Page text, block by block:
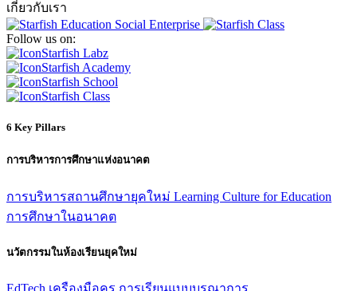
เกี่ยวกับเรา
Follow us on:
Starfish Labz
Starfish Academy
Starfish School
Starfish Class
6 Key Pillars
การบริหารการศึกษาแห่งอนาคต
การบริหารสถานศึกษายุคใหม่ Learning Culture for Education
การศึกษาในอนาคต
นวัตกรรมในห้องเรียนยุคใหม่
EdTech เครืองมือครู การเรียนแบบบูรณาการ